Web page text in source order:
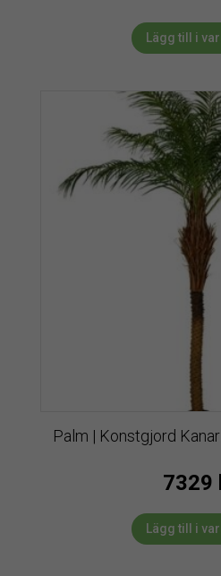
Lägg till i
Palm | Konstgjord
7329
Lägg till i